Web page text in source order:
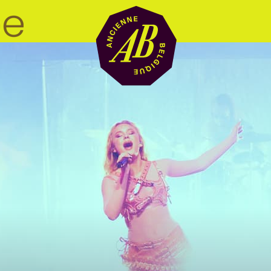
BRDCST
ABtv
Concertcheque